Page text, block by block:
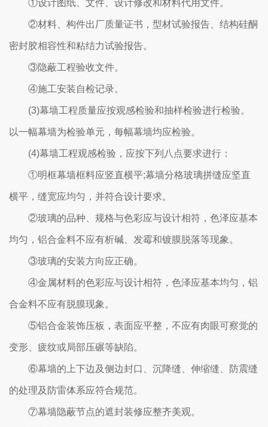
①设计图纸、文件、设计修改和材料代用文件。
②材料、构件出厂质量证书，型材试验报告、结构硅酮
密封胶相容性和粘结力试验报告。
③隐蔽工程验收文件。
④施工安装自检记录。
(3)幕墙工程质量应按观感检验和抽样检验进行检验。
以一幅幕墙为检验单元，每幅幕墙均应检验。
(4)幕墙工程观感检验，应按下列八点要求进行：
①明框幕墙框料应竖直横平;幕墙分格玻璃拼缝应坚直
横平，缝宽应均匀，并符合设计要求。
②玻璃的品种、规格与色彩应与设计相符，色泽应基本
均匀，铝合金料不应有析碱、发霉和镀膜脱落等现象。
③玻璃的安装方向应正确。
④金属材料的色彩应与设计相符，色泽应基本均匀，铝
合金料不应有脱膜现象。
⑤铝合金装饰压板，表面应平整，不应有肉眼可察觉的
变形、疲纹或局部压碾等缺陷。
⑥幕墙的上下边及侧边封口、沉降缝、伸缩缝、防震缝
的处理及防雷体系应符合规范。
⑦幕墙隐蔽节点的遮封装修应整齐美观。